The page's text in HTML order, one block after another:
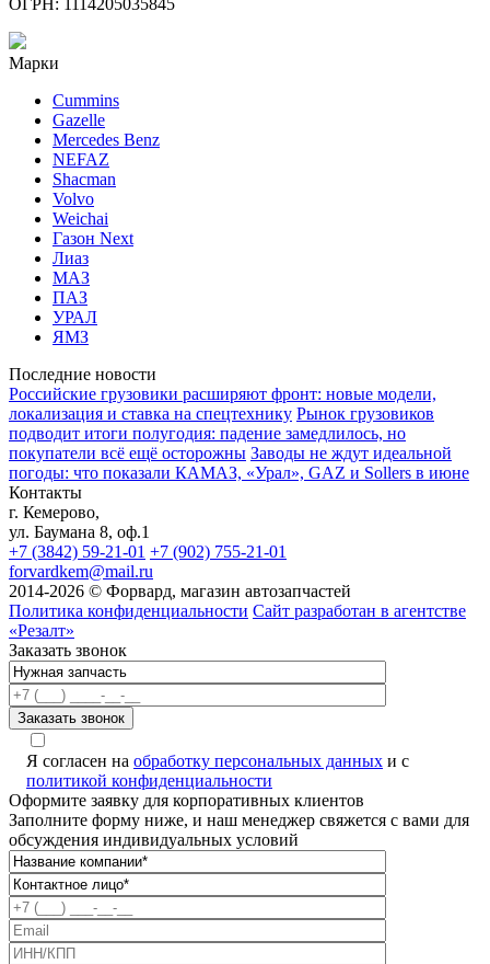
ОГРН: 1114205035845
Марки
Cummins
Gazelle
Mercedes Benz
NEFAZ
Shacman
Volvo
Weichai
Газон Next
Лиаз
МАЗ
ПАЗ
УРАЛ
ЯМЗ
Последние новости
Российские грузовики расширяют фронт: новые модели,
локализация и ставка на спецтехнику Рынок грузовиков
подводит итоги полугодия: падение замедлилось, но
покупатели всё ещё осторожны Заводы не ждут идеальной
погоды: что показали КАМАЗ, «Урал», GAZ и Sollers в июне
Контакты
г. Кемерово,
ул. Баумана 8, оф.1
+7 (3842) 59-21-01 +7 (902) 755-21-01
forvardkem@mail.ru
2014-2026 © Форвард, магазин автозапчастей
Политика конфиденциальности Сайт разработан в агентстве
«Резалт»
Заказать звонок
Я согласен на обработку персональных данных и с
политикой конфиденциальности
Оформите заявку для корпоративных клиентов
Заполните форму ниже, и наш менеджер свяжется с вами для
обсуждения индивидуальных условий